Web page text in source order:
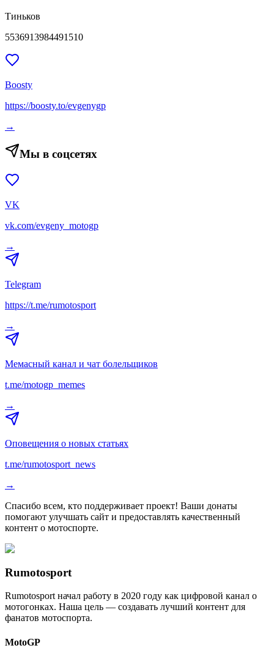
Тиньков
5536913984491510
Boosty
https://boosty.to/evgenygp
→
Мы в соцсетях
VK
vk.com/evgeny_motogp
→
Telegram
https://t.me/rumotosport
→
Мемасный канал и чат болельщиков
t.me/motogp_memes
→
Оповещения о новых статьях
t.me/rumotosport_news
→
Спасибо всем, кто поддерживает проект! Ваши донаты
помогают улучшать сайт и предоставлять качественный
контент о мотоспорте.
Rumotosport
Rumotosport начал работу в 2020 году как цифровой канал о
мотогонках. Наша цель — создавать лучший контент для
фанатов мотоспорта.
MotoGP